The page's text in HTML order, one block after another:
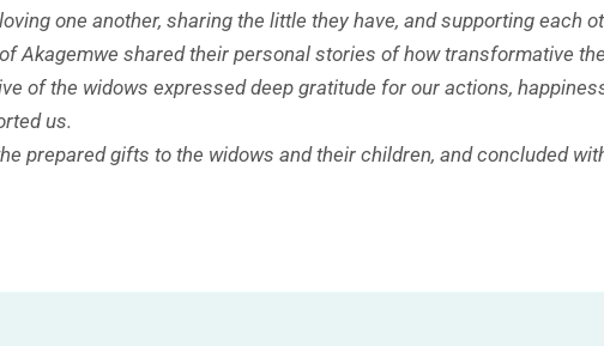
one another, sharing the little they have, and supporting each
Akagemwe shared their personal stories of how transformative
of the widows expressed deep gratitude for our actions,
us.
prepared gifts to the widows and their children, and concluded